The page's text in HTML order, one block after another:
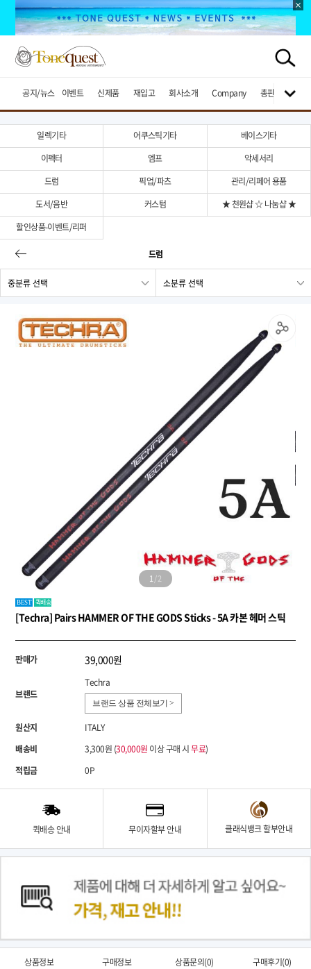
공지/뉴스 이벤트 신제품 재입고 회사소개 Company 총판브랜드
일렉기타 어쿠스틱기타
베이스기타
이펙터
엠프
악세서리
드럼
픽업/파츠
관리/리페어 용품
도서/음반
커스텀
★ 천원샵 ☆ 나눔샵 ★
할인상품-이벤트/리퍼
드럼
1/2
BEST 퀵배송
[Techra] Pairs HAMMER OF THE GODS Sticks - 5A 카본 헤머 스틱
판매가 39,000원
브랜드
Techra
브랜드 상품 전체보기 >
원산지
ITALY
배송비
3,300원 (30,000원 이상 구매 시무료)
적립금
0P
퀵배송 안내 무이자할부 안내 클래식뱅크 할부안내
상품정보 구매정보 상품문의(0) 구매후기(0)